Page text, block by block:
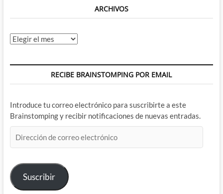
ARCHIVOS
Archivos
RECIBE BRAINSTOMPING POR EMAIL
Introduce tu correo electrónico para suscribirte a este
Brainstomping y recibir notificaciones de nuevas entradas.
de
electrónico
Suscribir